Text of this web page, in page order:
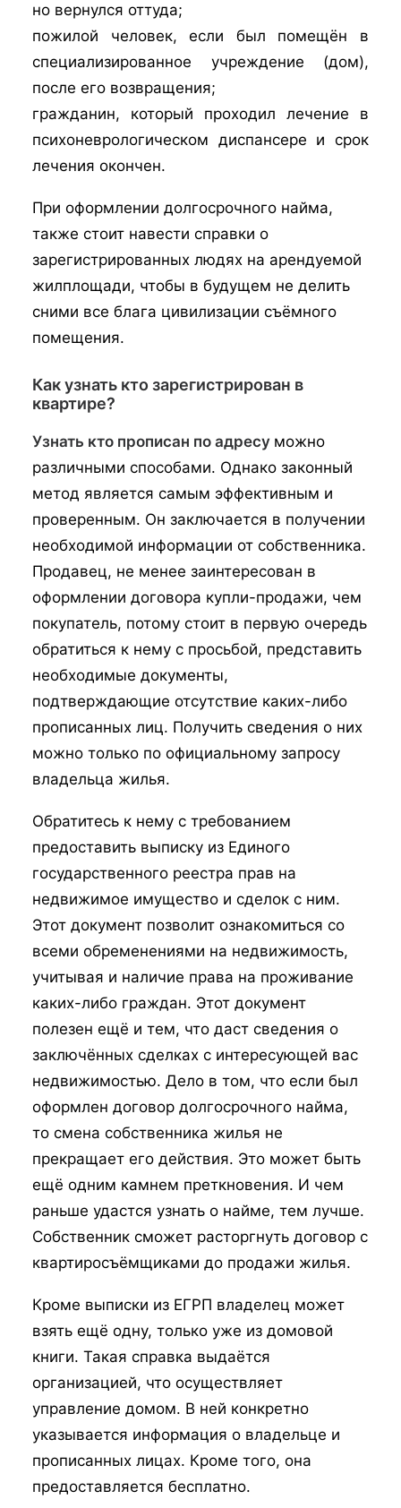
но вернулся оттуда;
пожилой человек, если был помещён в
специализированное учреждение (дом),
после его возвращения;
гражданин, который проходил лечение в
психоневрологическом диспансере и срок
лечения окончен.
При оформлении долгосрочного найма,
также стоит навести справки о
зарегистрированных людях на арендуемой
жилплощади, чтобы в будущем не делить
сними все блага цивилизации съёмного
помещения.
Как узнать кто зарегистрирован в
квартире?
Узнать кто прописан по адресу можно
различными способами. Однако законный
метод является самым эффективным и
проверенным. Он заключается в получении
необходимой информации от собственника.
Продавец, не менее заинтересован в
оформлении договора купли-продажи, чем
покупатель, потому стоит в первую очередь
обратиться к нему с просьбой, представить
необходимые документы,
подтверждающие отсутствие каких-либо
прописанных лиц. Получить сведения о них
можно только по официальному запросу
владельца жилья.
Обратитесь к нему с требованием
предоставить выписку из Единого
государственного реестра прав на
недвижимое имущество и сделок с ним.
Этот документ позволит ознакомиться со
всеми обременениями на недвижимость,
учитывая и наличие права на проживание
каких-либо граждан. Этот документ
полезен ещё и тем, что даст сведения о
заключённых сделках с интересующей вас
недвижимостью. Дело в том, что если был
оформлен договор долгосрочного найма,
то смена собственника жилья не
прекращает его действия. Это может быть
ещё одним камнем преткновения. И чем
раньше удастся узнать о найме, тем лучше.
Собственник сможет расторгнуть договор с
квартиросъёмщиками до продажи жилья.
Кроме выписки из ЕГРП владелец может
взять ещё одну, только уже из домовой
книги. Такая справка выдаётся
организацией, что осуществляет
управление домом. В ней конкретно
указывается информация о владельце и
прописанных лицах. Кроме того, она
предоставляется бесплатно.